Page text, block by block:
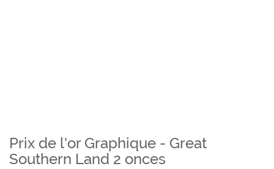
Prix de l'or Graphique - Great
Southern Land 2 onces